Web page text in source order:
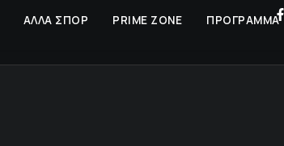
ΑΛΛΑ ΣΠΟΡ PRIME ZONE ΠΡΟΓΡΑΜΜΑ